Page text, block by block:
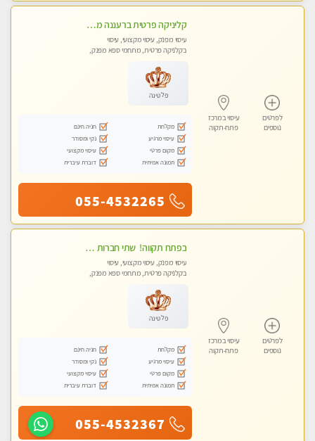
לפרטים
נוספים
עיסוי במרכז
פתח-תקוה
קליניקה פרטית ברעננה מעסה איכותית לעיסוי מקצועי ומפנק לכל שרירי הגוף...
עיסוי מפנק, עיסוי מקצועי, עיסוי
בקלניקה פרטית, מתחמי ספא מפנק,
פלטינה
מקלחת
חניה חינם
עיסוי מרגיע
נקי ומסודר
מקום פרטי
עיסוי מקצועי
תמונה אמיתית
דוברת עיברית
055-4532265
לפרטים
נוספים
עיסוי במרכז
פתח-תקוה
‏בפתח תקווה! ‏ שתי חברות יפיפיות ‏לעיסוי מקצועי י ודיסקרטי מכבדים כרטיסי אשראי !! ללא מין 03-728-36-36
עיסוי מפנק, עיסוי מקצועי, עיסוי
בקלניקה פרטית, מתחמי ספא מפנק,
פלטינה
מקלחת
חניה חינם
עיסוי מרגיע
נקי ומסודר
מקום פרטי
עיסוי מקצועי
תמונה אמיתית
דוברת עיברית
055-4532367